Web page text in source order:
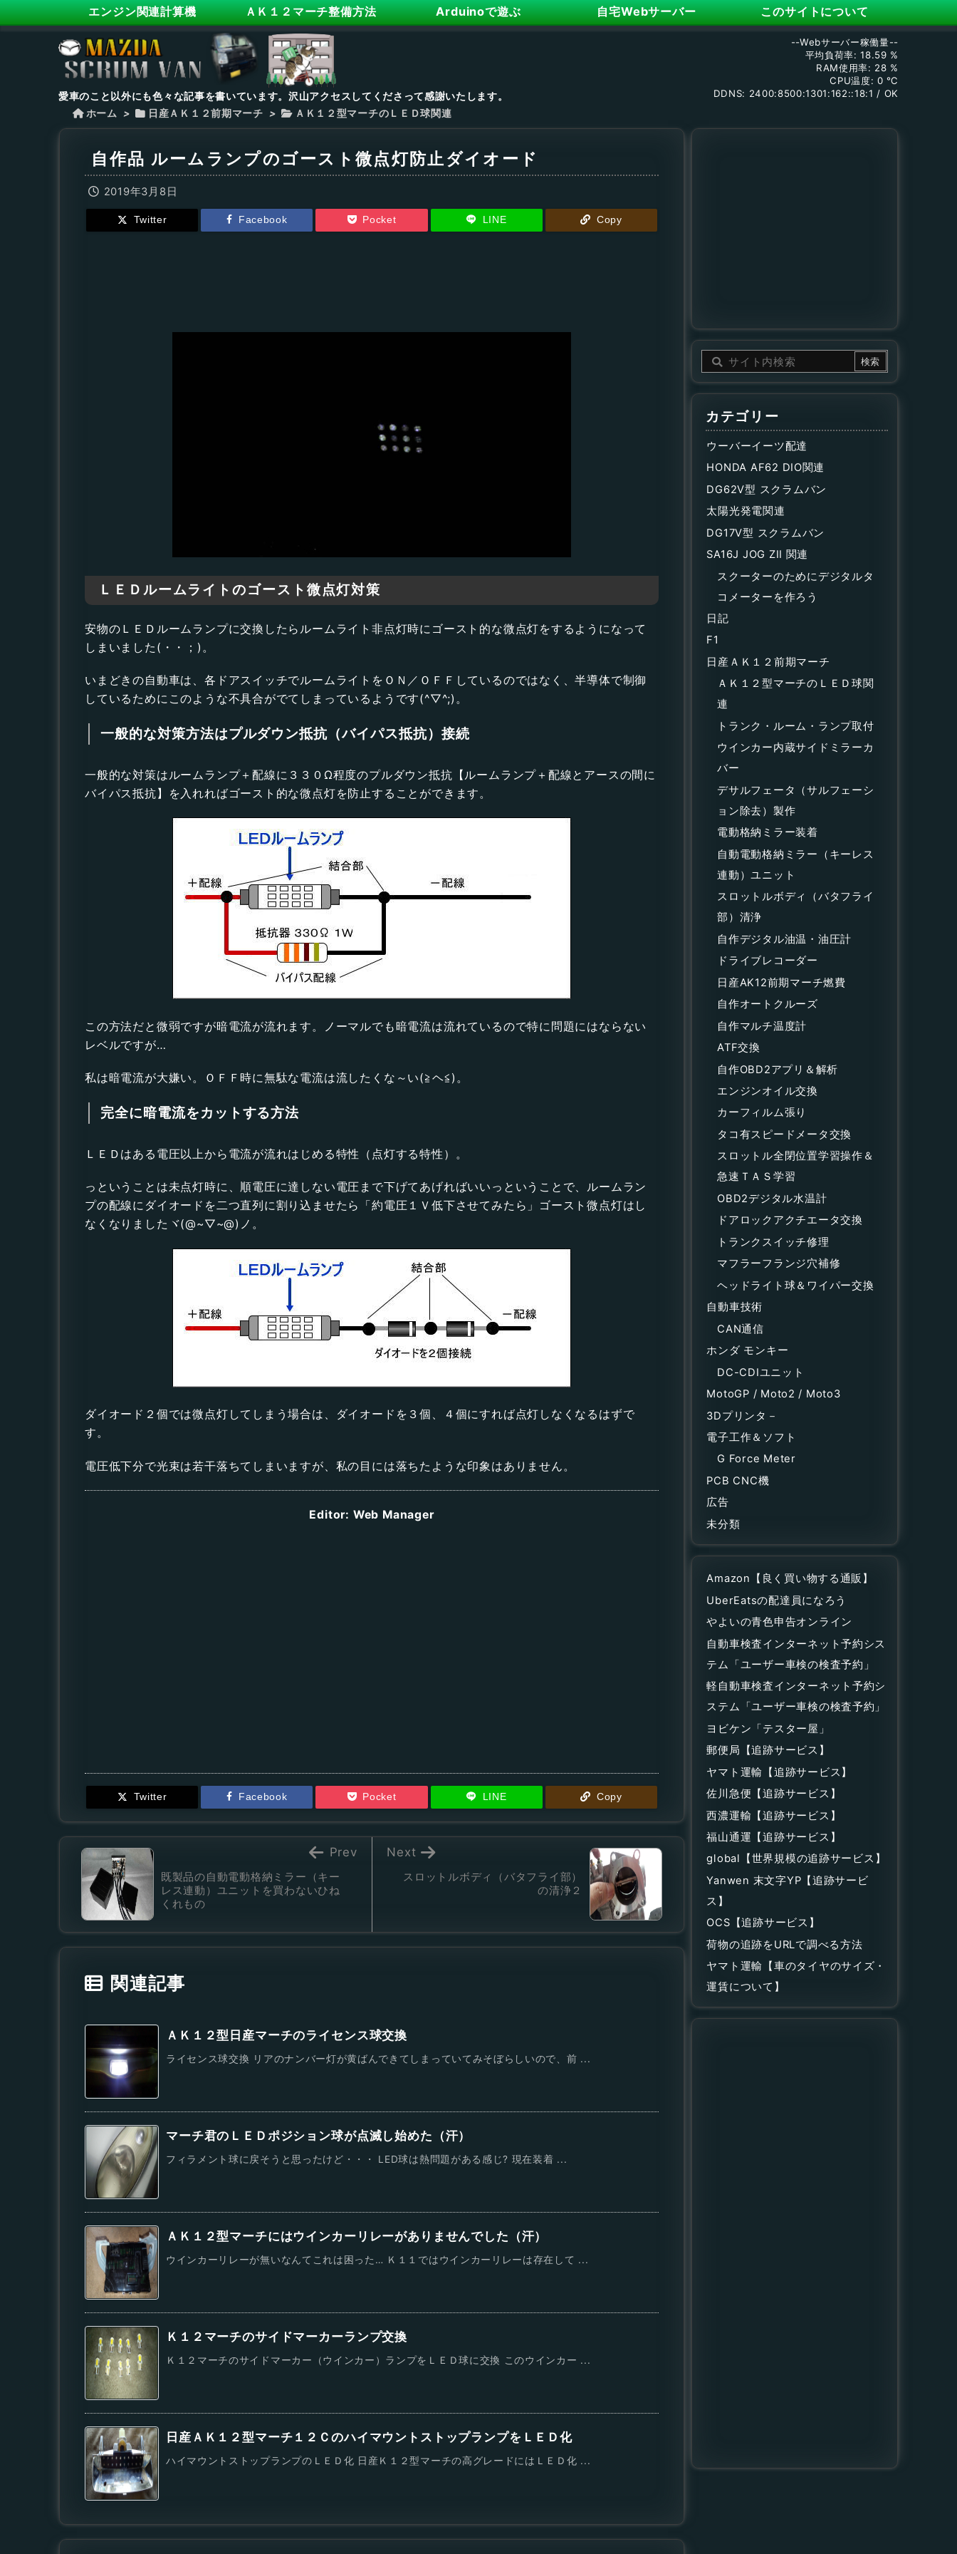
エンジン関連計算機 ＡＫ１２マーチ整備方法 Arduinoで遊ぶ 自宅Webサーバー このサイトについて
--Webサーバー稼働量--
平均負荷率: 18.59 %
RAM使用率: 28 %
CPU温度: 0 ℃
DDNS: 2400:8500:1301:162::18:1 / OK
愛車のこと以外にも色々な記事を書いています。沢山アクセスしてくださって感謝いたします。
ホーム > 日産ＡＫ１２前期マーチ > ＡＫ１２型マーチのＬＥＤ球関連
自作品 ルームランプのゴースト微点灯防止ダイオード
2019年3月8日
Twitter Facebook Pocket LINE Copy
ＬＥＤルームライトのゴースト微点灯対策
安物のＬＥＤルームランプに交換したらルームライト非点灯時にゴースト的な微点灯をするようになって
しまいました(・・；)。
いまどきの自動車は、各ドアスイッチでルームライトをＯＮ／ＯＦＦしているのではなく、半導体で制御
しているためにこのような不具合がでてしまっているようです(^▽^;)。
一般的な対策方法はプルダウン抵抗（バイパス抵抗）接続
一般的な対策はルームランプ＋配線に３３０Ω程度のプルダウン抵抗【ルームランプ＋配線とアースの間に
バイパス抵抗】を入れればゴースト的な微点灯を防止することができます。
この方法だと微弱ですが暗電流が流れます。ノーマルでも暗電流は流れているので特に問題にはならない
レベルですが…
私は暗電流が大嫌い。ＯＦＦ時に無駄な電流は流したくな～い(≧ヘ≦)。
完全に暗電流をカットする方法
ＬＥＤはある電圧以上から電流が流れはじめる特性（点灯する特性）。
っということは未点灯時に、順電圧に達しない電圧まで下げてあげればいいっということで、ルームラン
プの配線にダイオードを二つ直列に割り込ませたら「約電圧１Ｖ低下させてみたら」ゴースト微点灯はし
なくなりましたヾ(@~▽~@)ノ。
ダイオード２個では微点灯してしまう場合は、ダイオードを３個、４個にすれば点灯しなくなるはずで
す。
電圧低下分で光束は若干落ちてしまいますが、私の目には落ちたような印象はありません。
Editor: Web Manager
Twitter Facebook Pocket LINE Copy
スロットルボディ（バタフライ部）
の清浄２
Next
既製品の自動電動格納ミラー（キー
レス連動）ユニットを買わないひね
くれもの
Prev
関連記事
ＡＫ１２型日産マーチのライセンス球交換
ライセンス球交換 リアのナンバー灯が黄ばんできてしまっていてみそぼらしいので、前 ...
マーチ君のＬＥＤポジション球が点滅し始めた（汗）
フィラメント球に戻そうと思ったけど・・・ LED球は熱問題がある感じ? 現在装着 ...
ＡＫ１２型マーチにはウインカーリレーがありませんでした（汗）
ウインカーリレーが無いなんてこれは困った… Ｋ１１ではウインカーリレーは存在して ...
Ｋ１２マーチのサイドマーカーランプ交換
Ｋ１２マーチのサイドマーカー（ウインカー）ランプをＬＥＤ球に交換 このウインカー ...
日産ＡＫ１２型マーチ１２ＣのハイマウントストップランプをＬＥＤ化
ハイマウントストップランプのＬＥＤ化 日産Ｋ１２型マーチの高グレードにはＬＥＤ化 ...
カテゴリー
ウーバーイーツ配達
HONDA AF62 DIO関連
DG62V型 スクラムバン
太陽光発電関連
DG17V型 スクラムバン
SA16J JOG ZII 関連
スクーターのためにデジタルタ
コメーターを作ろう
日記
F1
日産ＡＫ１２前期マーチ
ＡＫ１２型マーチのＬＥＤ球関
連
トランク・ルーム・ランプ取付
ウインカー内蔵サイドミラーカ
バー
デサルフェータ（サルフェーシ
ョン除去）製作
電動格納ミラー装着
自動電動格納ミラー（キーレス
連動）ユニット
スロットルボディ（バタフライ
部）清浄
自作デジタル油温・油圧計
ドライブレコーダー
日産AK12前期マーチ燃費
自作オートクルーズ
自作マルチ温度計
ATF交換
自作OBD2アプリ＆解析
エンジンオイル交換
カーフィルム張り
タコ有スピードメータ交換
スロットル全閉位置学習操作＆
急速ＴＡＳ学習
OBD2デジタル水温計
ドアロックアクチエータ交換
トランクスイッチ修理
マフラーフランジ穴補修
ヘッドライト球＆ワイパー交換
自動車技術
CAN通信
ホンダ モンキー
DC-CDIユニット
MotoGP / Moto2 / Moto3
3Dプリンタ－
電子工作＆ソフト
G Force Meter
PCB CNC機
広告
未分類
Amazon【良く買い物する通販】
UberEatsの配達員になろう
やよいの青色申告オンライン
自動車検査インターネット予約シス
テム「ユーザー車検の検査予約」
軽自動車検査インターネット予約シ
ステム「ユーザー車検の検査予約」
ヨビケン「テスター屋」
郵便局【追跡サービス】
ヤマト運輸【追跡サービス】
佐川急便【追跡サービス】
西濃運輸【追跡サービス】
福山通運【追跡サービス】
global【世界規模の追跡サービス】
Yanwen 末文字YP【追跡サービ
ス】
OCS【追跡サービス】
荷物の追跡をURLで調べる方法
ヤマト運輸【車のタイヤのサイズ・
運賃について】